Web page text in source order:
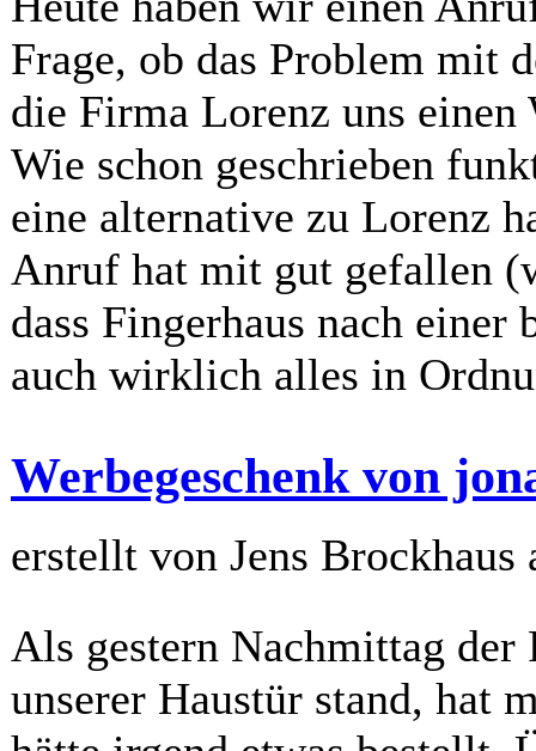
Frage, ob das Problem mit
die Firma Lorenz uns einen
Wie schon geschrieben
eine alternative zu Lorenz
Anruf hat mit gut gefallen
dass Fingerhaus nach
auch wirklich alles in
Werbegeschenk von
erstellt von Jens Brockhaus
Als gestern Nachmittag der
unserer Haustür stand, hat